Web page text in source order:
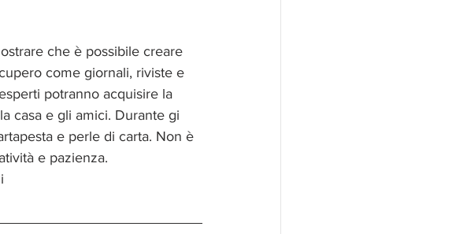
che è possibile creare
come giornali, riviste e
potranno acquisire la
casa e gli amici. Durante gi
e perle di carta. Non è
e pazienza.